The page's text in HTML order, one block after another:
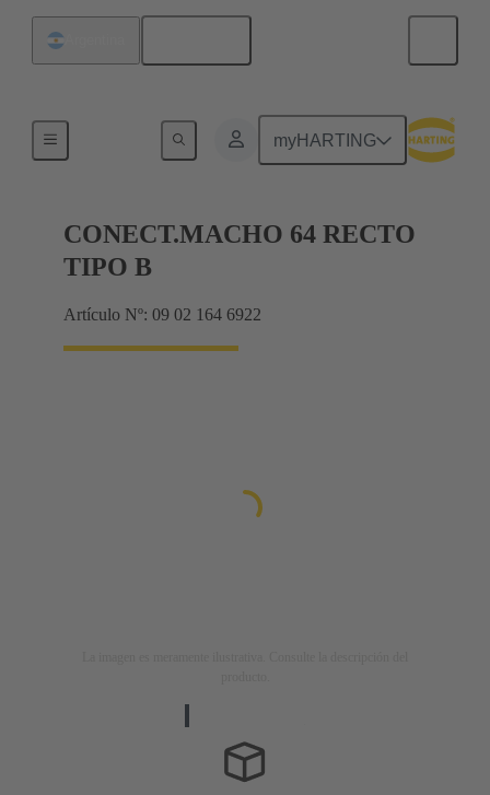
myHARTING
Terminación de placa madre a tarjeta hija
CONECT.MACHO 64 RECTO
TIPO B
Artículo Nº: 09 02 164 6922